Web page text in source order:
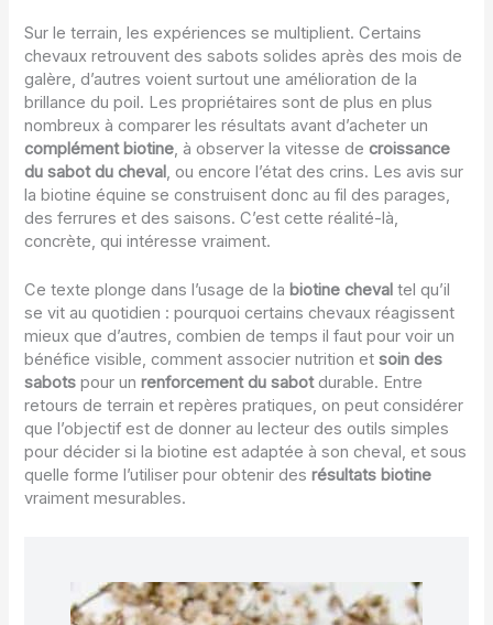
Sur le terrain, les expériences se multiplient. Certains
chevaux retrouvent des sabots solides après des mois de
galère, d’autres voient surtout une amélioration de la
brillance du poil. Les propriétaires sont de plus en plus
nombreux à comparer les résultats avant d’acheter un
complément biotine, à observer la vitesse decroissance
du sabot du cheval, ou encore l’état des crins. Les avis sur
la biotine équine se construisent donc au fil des parages,
des ferrures et des saisons. C’est cette réalité-là,
concrète, qui intéresse vraiment.
Ce texte plonge dans l’usage de la biotine cheval tel qu’il
se vit au quotidien : pourquoi certains chevaux réagissent
mieux que d’autres, combien de temps il faut pour voir un
bénéfice visible, comment associer nutrition etsoin des
sabots pour unrenforcement du sabotdurable. Entre
retours de terrain et repères pratiques, on peut considérer
que l’objectif est de donner au lecteur des outils simples
pour décider si la biotine est adaptée à son cheval, et sous
quelle forme l’utiliser pour obtenir desrésultats biotine
vraiment mesurables.